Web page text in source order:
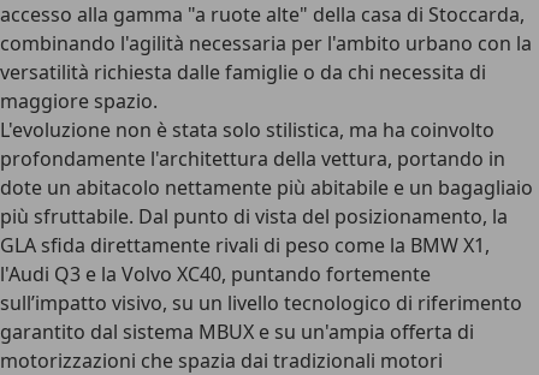
accesso alla gamma "a ruote alte" della casa di Stoccarda,
combinando l'agilità necessaria per l'ambito urbano con la
versatilità richiesta dalle famiglie o da chi necessita di
maggiore spazio.
L'evoluzione non è stata solo stilistica, ma ha coinvolto
profondamente l'architettura della vettura, portando in
dote un abitacolo nettamente più abitabile e un bagagliaio
più sfruttabile. Dal punto di vista del posizionamento, la
GLA sfida direttamente rivali di peso come la BMW X1,
l'Audi Q3 e la Volvo XC40, puntando fortemente
sull’impatto visivo, su un livello tecnologico di riferimento
garantito dal sistema MBUX e su un'ampia offerta di
motorizzazioni che spazia dai tradizionali motori